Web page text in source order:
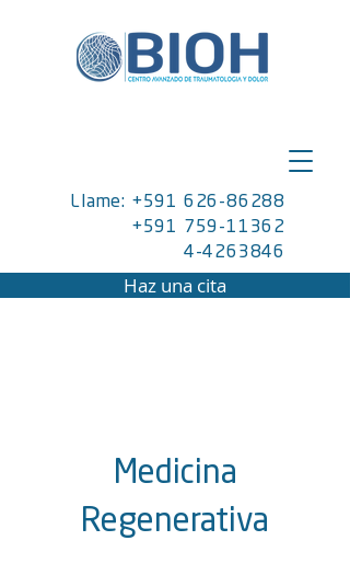
Llame: +591 626-86288
+591 759-11362
4-4263846
Haz una cita
Medicina
Regenerativa